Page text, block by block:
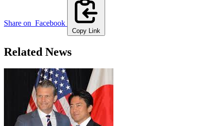
Share on Facebook
Copy Link
Related News